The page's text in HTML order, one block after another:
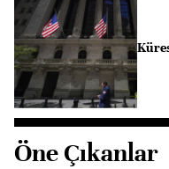
Öne Çıkanlar